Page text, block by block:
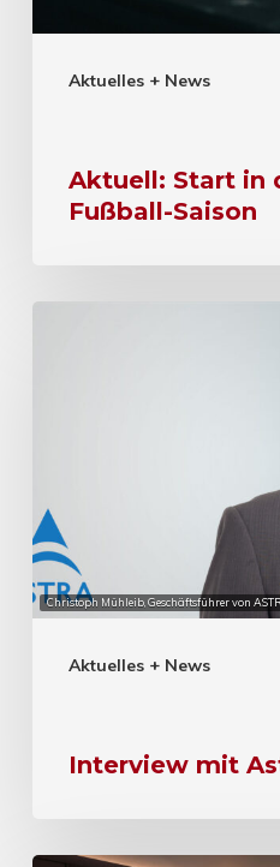
Aktuelles + News
Aktuell: Start in
Fußball-Saison
Christoph Mühleib, Geschäftsführer von
Aktuelles + News
Interview mit